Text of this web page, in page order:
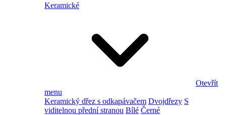
Keramické
Otevřít
menu
Keramický dřez s odkapávačem Dvojdřezy S
viditelnou přední stranou Bílé Černé